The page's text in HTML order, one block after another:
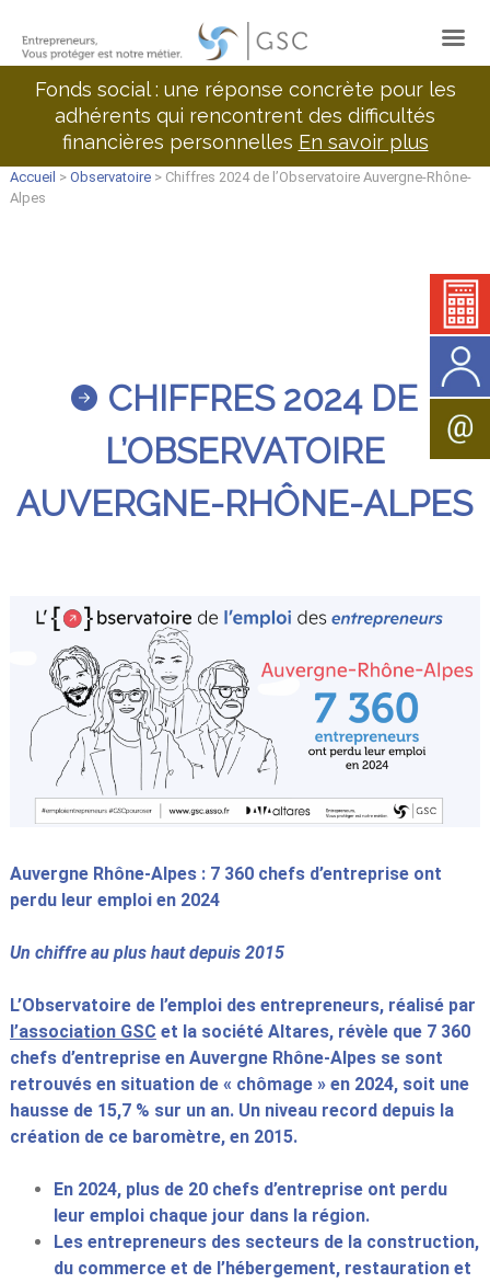
Fonds social : une réponse concrète pour les
adhérents qui rencontrent des difficultés
financières personnelles En savoir plus
Accueil > Observatoire> Chiffres 2024 de l’Observatoire Auvergne-Rhône-
Alpes
CHIFFRES 2024 DE
L’OBSERVATOIRE
AUVERGNE-RHÔNE-ALPES
Auvergne Rhône-Alpes : 7 360 chefs d’entreprise ont
perdu leur emploi en 2024
Un chiffre au plus haut depuis 2015
L’Observatoire de l’emploi des entrepreneurs, réalisé par
l’association GSC et la société Altares, révèle que 7 360
chefs d’entreprise en Auvergne Rhône-Alpes se sont
retrouvés en situation de « chômage » en 2024, soit une
hausse de 15,7 % sur un an. Un niveau record depuis la
création de ce baromètre, en 2015.
En 2024, plus de 20 chefs d’entreprise ont perdu
leur emploi chaque jour dans la région.
Les entrepreneurs des secteurs de la construction,
du commerce et de l’hébergement, restauration et